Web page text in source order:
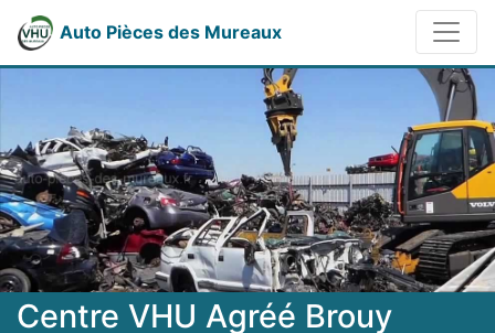
Auto Pièces des Mureaux
Centre VHU Agréé Brouy